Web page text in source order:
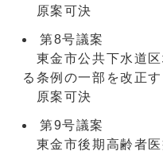
原案可決
第8号議案
東金市公共下水道区
る条例の一部を改正
原案可決
第9号議案
東金市後期高齢者医